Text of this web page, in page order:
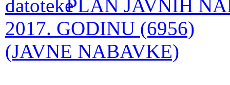
PLAN JAVNIH
2017. GODINU (6956)
(JAVNE NABAVKE)